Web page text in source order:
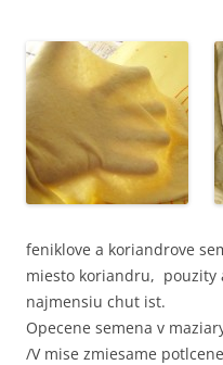
feniklove a koriandrove
miesto koriandru, pouzity
najmensiu chut ist.
Opecene semena v
/V mise zmiesame